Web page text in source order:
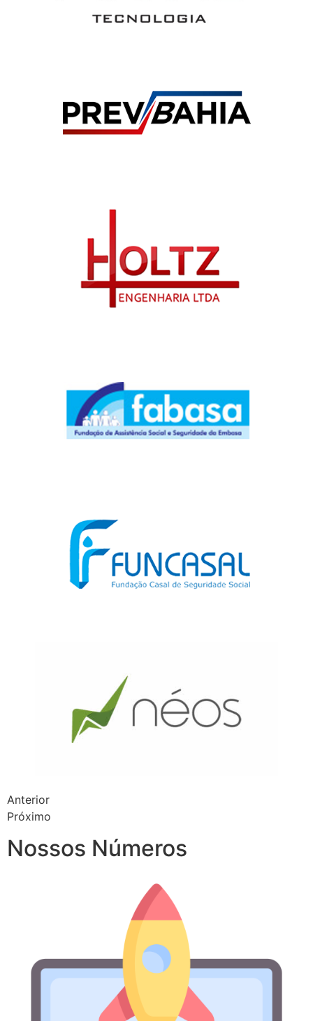
Anterior
Próximo
Nossos Números